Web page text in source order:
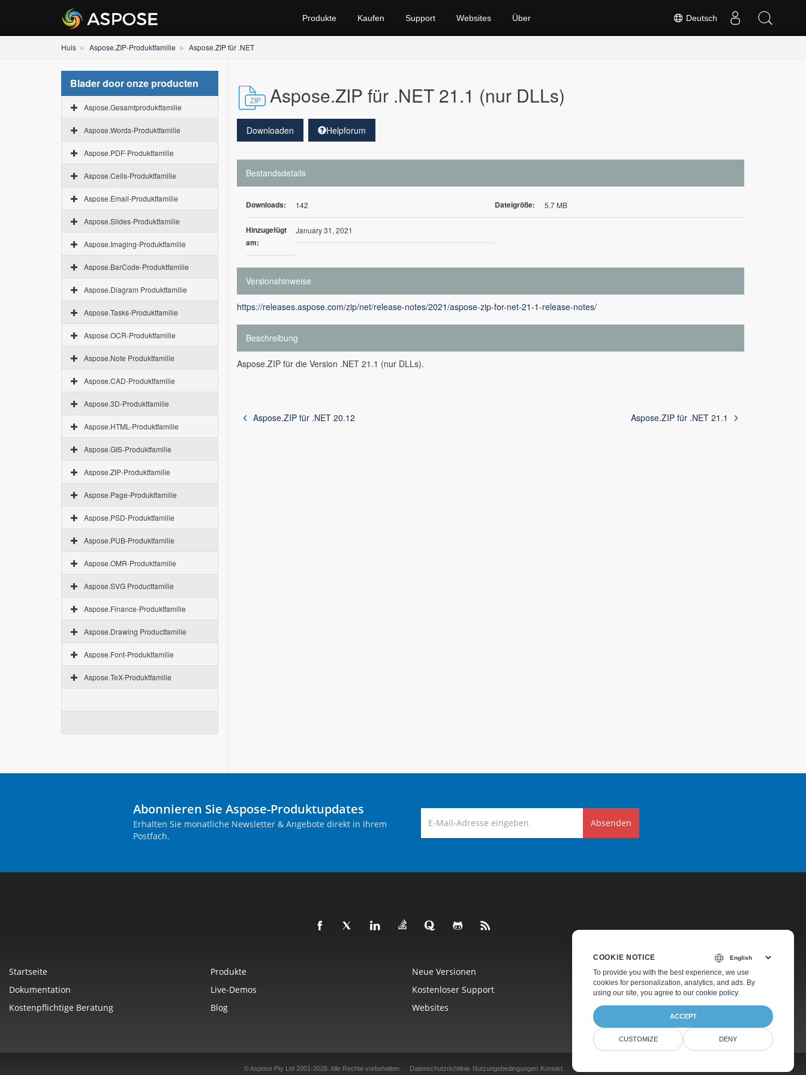
Deutsch
Produkte Kaufen Support Websites Über
Huis Aspose.ZIP-Produktfamilie Aspose.ZIP für .NET
Blader door onze producten
Aspose.Gesamtproduktfamilie
Aspose.Words-Produktfamilie
Aspose.PDF-Produktfamilie
Aspose.Cells-Produktfamilie
Aspose.Email-Produktfamilie
Aspose.Slides-Produktfamilie
Aspose.Imaging-Produktfamilie
Aspose.BarCode-Produktfamilie
Aspose.Diagram Produktfamilie
Aspose.Tasks-Produktfamilie
Aspose.OCR-Produktfamilie
Aspose.Note Produktfamilie
Aspose.CAD-Produktfamilie
Aspose.3D-Produktfamilie
Aspose.HTML-Produktfamilie
Aspose.GIS-Produktfamilie
Aspose.ZIP-Produktfamilie
Aspose.Page-Produktfamilie
Aspose.PSD-Produktfamilie
Aspose.PUB-Produktfamilie
Aspose.OMR-Produktfamilie
Aspose.SVG Productfamilie
Aspose.Finance-Produktfamilie
Aspose.Drawing Productfamilie
Aspose.Font-Produktfamilie
Aspose.TeX-Produktfamilie
Aspose.ZIP für .NET 21.1 (nur DLLs)
Downloaden Helpforum
Bestandsdetails
Downloads: 142 Dateigröße: 5.7 MB
Hinzugefügt
am:
January 31, 2021
Versionshinweise
https://releases.aspose.com/zip/net/release-notes/2021/aspose-zip-for-net-21-1-release-notes/
Beschreibung
Aspose.ZIP für die Version .NET 21.1 (nur DLLs).
Aspose.ZIP für .NET 20.12 Aspose.ZIP für .NET 21.1
Abonnieren Sie Aspose-Produktupdates
Erhalten Sie monatliche Newsletter & Angebote direkt in Ihrem
Postfach.
Absenden
Startseite Produkte Neue Versionen
Preise
Dokumentation
Live-Demos Kostenloser Support
Kostenpflichtiger Support
Kostenpflichtige Beratung
Blog Websites Über Uns
© Aspose Pty Ltd 2001-2026. Alle Rechte vorbehalten. Datenschutzrichtlinie Nutzungsbedingungen Kontakt
COOKIE NOTICE
To provide you with the best experience, we use
cookies for personalization, analytics, and ads. By
using our site, you agree to our cookie policy.
ACCEPT
CUSTOMIZE DENY